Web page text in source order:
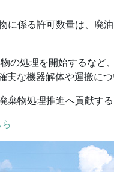
に係る許可数量は、廃
の処理を開始するなど
な機器解体や運搬に
物処理推進へ貢献す